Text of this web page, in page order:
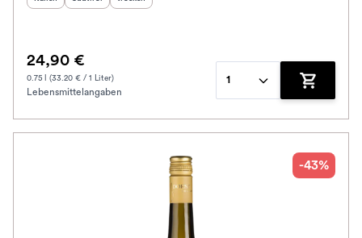
24,90 €
0.75 l (33.20 € / 1 Liter)
Lebensmittelangaben
1
Zum
-43%